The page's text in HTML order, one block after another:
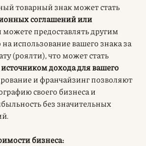
товарный знак может стать
соглашений или
предоставлять другим
использование вашего знака за
(роялти), что может стать
дохода для вашего
и франчайзинг позволяют
своего бизнеса и
без значительных
бизнеса: